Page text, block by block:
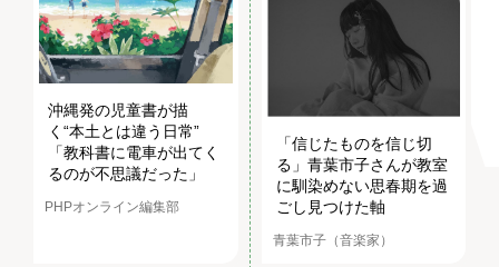
沖縄発の児童書が描
く“本土とは違う日常”
「教科書に電車が出てく
るのが不思議だった」
PHPオンライン編集部
「信じたものを信じ切
る」青葉市子さんが教室
に馴染めない思春期を過
ごし見つけた軸
青葉市子（音楽家）